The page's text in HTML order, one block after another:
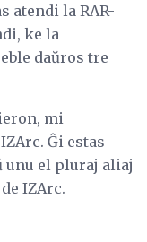
atendi la RAR-
ke la
daŭros tre
mi
Ĝi estas
unu el pluraj aliaj
de IZArc.